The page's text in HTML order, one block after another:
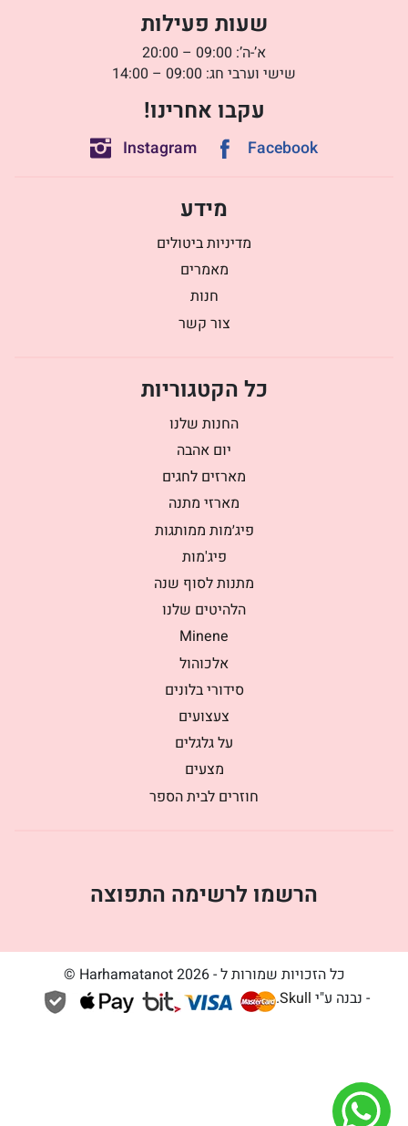
שעות פעילות
א’-ה’: 09:00 – 20:00
שישי וערבי חג: 09:00 – 14:00
עקבו אחרינו!
Facebook
Instagram
מידע
מדיניות ביטולים
מאמרים
חנות
צור קשר
כל הקטגוריות
החנות שלנו
יום אהבה
מארזים לחגים
מארזי מתנה
פיג׳מות ממותגות
פיג'מות
מתנות לסוף שנה
הלהיטים שלנו
Minene
אלכוהול
סידורי בלונים
צעצועים
על גלגלים
מצעים
חוזרים לבית הספר
הרשמו לרשימה התפוצה
כל הזכויות שמורות ל - Harhamatanot 2026 ©
- נבנה ע"י Skull
.